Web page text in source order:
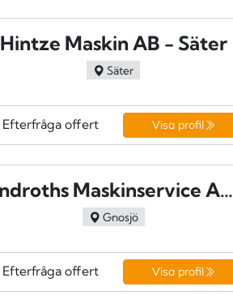
Hintze Maskin AB - Säter
Säter
Efterfråga offert Visa profil
Lindroths Maskinservice AB - Hillerstorp
Gnosjö
Efterfråga offert Visa profil